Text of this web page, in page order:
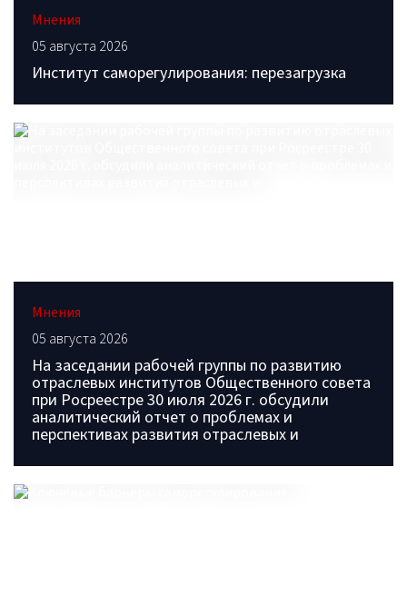
Мнения
05 августа 2026
Институт саморегулирования: перезагрузка
Мнения
05 августа 2026
На заседании рабочей группы по развитию
отраслевых институтов Общественного совета
при Росреестре 30 июля 2026 г. обсудили
аналитический отчет о проблемах и
перспективах развития отраслевых и